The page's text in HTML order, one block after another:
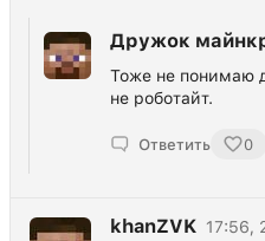
Дружок
Тоже не понимаю
не роботайт.
Ответить 0
khanZVK 17:56,